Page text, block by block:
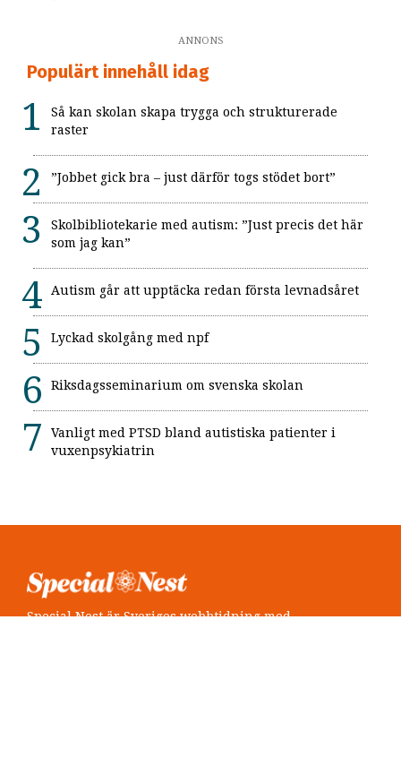
ANNONS
Populärt innehåll idag
Så kan skolan skapa trygga och strukturerade
raster
”Jobbet gick bra – just därför togs stödet bort”
Skolbibliotekarie med autism: ”Just precis det här
som jag kan”
Autism går att upptäcka redan första levnadsåret
Lyckad skolgång med npf
Riksdagsseminarium om svenska skolan
Vanligt med PTSD bland autistiska patienter i
vuxenpsykiatrin
Special Nest är Sveriges webbtidning med